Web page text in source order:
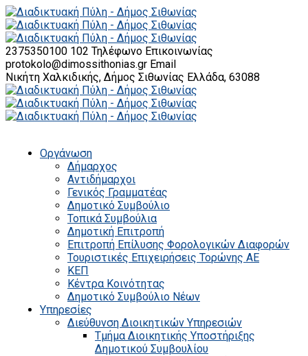
2375350100 102 Τηλέφωνο Επικοινωνίας
protokolo@dimossithonias.gr Email
Νικήτη Χαλκιδικής, Δήμος Σιθωνίας Ελλάδα, 63088
Οργάνωση
Δήμαρχος
Αντιδήμαρχοι
Γενικός Γραμματέας
Δημοτικό Συμβούλιο
Τοπικά Συμβούλια
Δημοτική Επιτροπή
Επιτροπή Επίλυσης Φορολογικών Διαφορών
Τουριστικές Επιχειρήσεις Τορώνης ΑΕ
ΚΕΠ
Κέντρα Κοινότητας
Δημοτικό Συμβούλιο Νέων
Υπηρεσίες
Διεύθυνση Διοικητικών Υπηρεσιών
Τμήμα Διοικητικής Υποστήριξης
Δημοτικού Συμβουλίου